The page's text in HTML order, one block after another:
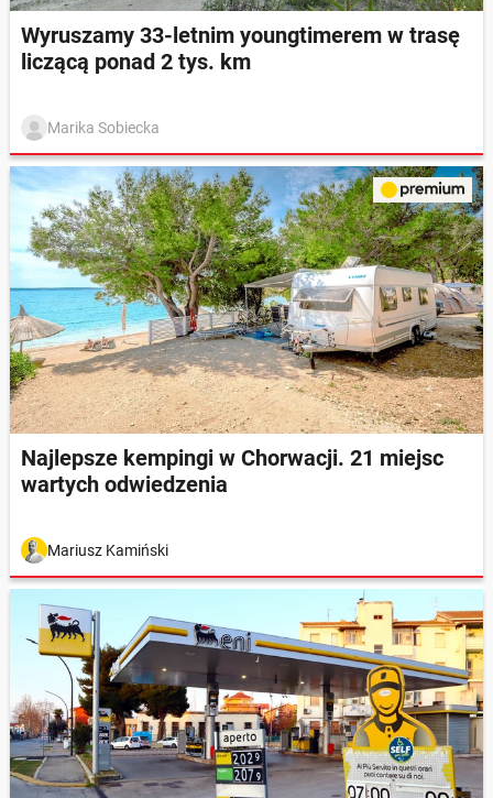
Wyruszamy 33-letnim youngtimerem w trasę
liczącą ponad 2 tys. km
Marika Sobiecka
Najlepsze kempingi w Chorwacji. 21 miejsc
wartych odwiedzenia
Mariusz Kamiński